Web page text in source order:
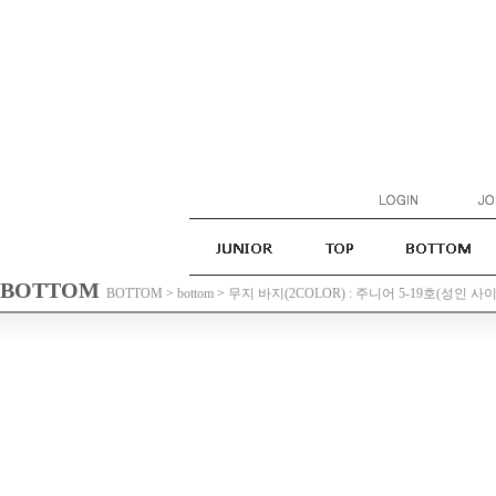
BOTTOM BOTTOM > bottom > 무지 바지(2COLOR) : 주니어 5-19호(성인 사